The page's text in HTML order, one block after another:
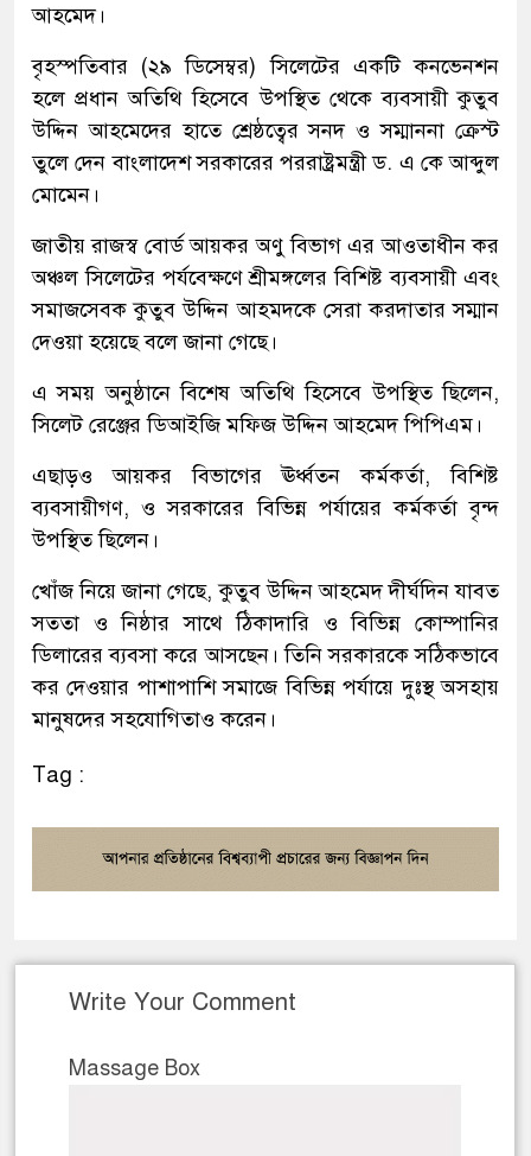
আহমেদ।
বৃহস্পতিবার (২৯ ডিসেম্বর) সিলেটের একটি কনভেনশন
হলে প্রধান অতিথি হিসেবে উপস্থিত থেকে ব্যবসায়ী কুতুব
উদ্দিন আহমেদের হাতে শ্রেষ্ঠত্বের সনদ ও সম্মাননা ক্রেস্ট
তুলে দেন বাংলাদেশ সরকারের পররাষ্ট্রমন্ত্রী ড. এ কে আব্দুল
মোমেন।
জাতীয় রাজস্ব বোর্ড আয়কর অণু বিভাগ এর আওতাধীন কর
অঞ্চল সিলেটের পর্যবেক্ষণে শ্রীমঙ্গলের বিশিষ্ট ব্যবসায়ী এবং
সমাজসেবক কুতুব উদ্দিন আহমদকে সেরা করদাতার সম্মান
দেওয়া হয়েছে বলে জানা গেছে।
এ সময় অনুষ্ঠানে বিশেষ অতিথি হিসেবে উপস্থিত ছিলেন,
সিলেট রেঞ্জের ডিআইজি মফিজ উদ্দিন আহমেদ পিপিএম।
এছাড়ও আয়কর বিভাগের ঊর্ধ্বতন কর্মকর্তা, বিশিষ্ট
ব্যবসায়ীগণ, ও সরকারের বিভিন্ন পর্যায়ের কর্মকর্তা বৃন্দ
উপস্থিত ছিলেন।
খোঁজ নিয়ে জানা গেছে, কুতুব উদ্দিন আহমেদ দীর্ঘদিন যাবত
সততা ও নিষ্ঠার সাথে ঠিকাদারি ও বিভিন্ন কোম্পানির
ডিলারের ব্যবসা করে আসছেন। তিনি সরকারকে সঠিকভাবে
কর দেওয়ার পাশাপাশি সমাজে বিভিন্ন পর্যায়ে দুঃস্থ অসহায়
মানুষদের সহযোগিতাও করেন।
Tag :
Write Your Comment
Massage Box